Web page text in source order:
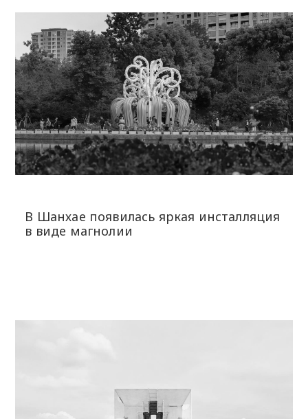
В Шанхае появилась яркая инсталляция
в виде магнолии